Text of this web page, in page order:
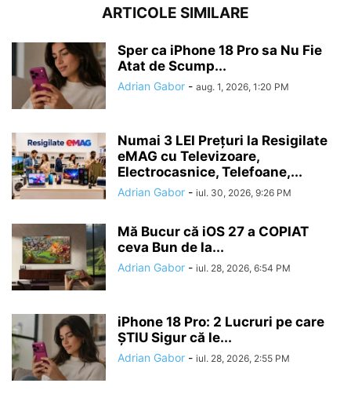
ARTICOLE SIMILARE
Sper ca iPhone 18 Pro sa Nu Fie
Atat de Scump...
Adrian Gabor - aug. 1, 2026, 1:20 PM
Numai 3 LEI Prețuri la Resigilate
eMAG cu Televizoare,
Electrocasnice, Telefoane,...
Adrian Gabor - iul. 30, 2026, 9:26 PM
Mă Bucur că iOS 27 a COPIAT
ceva Bun de la...
Adrian Gabor - iul. 28, 2026, 6:54 PM
iPhone 18 Pro: 2 Lucruri pe care
ȘTIU Sigur că le...
Adrian Gabor - iul. 28, 2026, 2:55 PM